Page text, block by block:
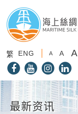
繁 ENG A A A
最新资讯